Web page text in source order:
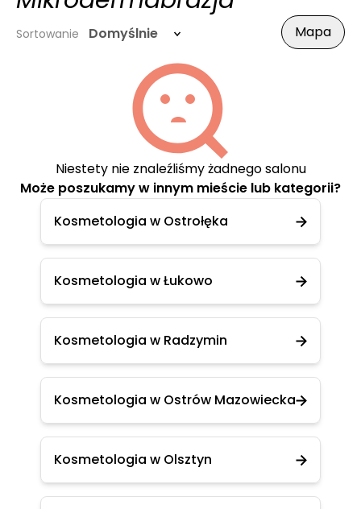
Sortowanie Domyślnie Mapa
Niestety nie znaleźliśmy żadnego salonu
Może poszukamy w innym mieście lub kategorii?
Kosmetologia w Ostrołęka
Kosmetologia w Łukowo
Kosmetologia w Radzymin
Kosmetologia w Ostrów Mazowiecka
Kosmetologia w Olsztyn